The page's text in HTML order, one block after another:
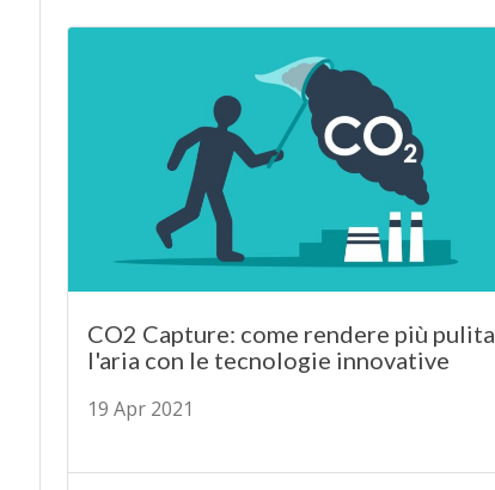
CO2 Capture: come rendere più pulita
l'aria con le tecnologie innovative
19 Apr 2021